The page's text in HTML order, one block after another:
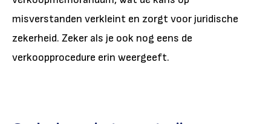
misverstanden verkleint en zorgt voor juridische
zekerheid. Zeker als je ook nog eens de
verkoopprocedure erin weergeeft.